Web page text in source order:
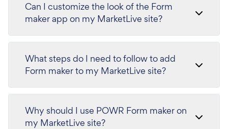
Can I customize the look of the Form
maker app on my MarketLive site?
What steps do I need to follow to add
Form maker to my MarketLive site?
Why should I use POWR Form maker on
my MarketLive site?